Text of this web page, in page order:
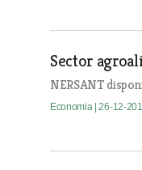
Sector
NERSANT
Economia | 26-12-